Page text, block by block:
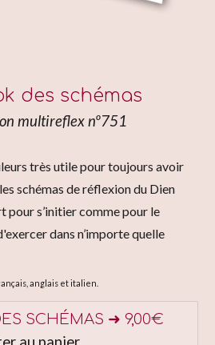
des schémas
multireflex nº751
très utile pour toujours avoir
schémas de réflexion du Dien
pour s’initier comme pour le
dans n’importe quelle
anglais et italien.
SCHÉMAS ➜ 9,00€